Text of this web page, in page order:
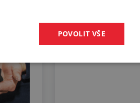
Vzorky profilů na
3D tiskárně
POVOLIT VŠE